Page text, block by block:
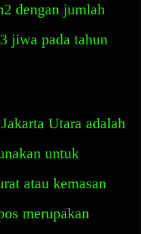
dengan jumlah
jiwa pada tahun
Utara adalah
untuk
atau kemasan
merupakan